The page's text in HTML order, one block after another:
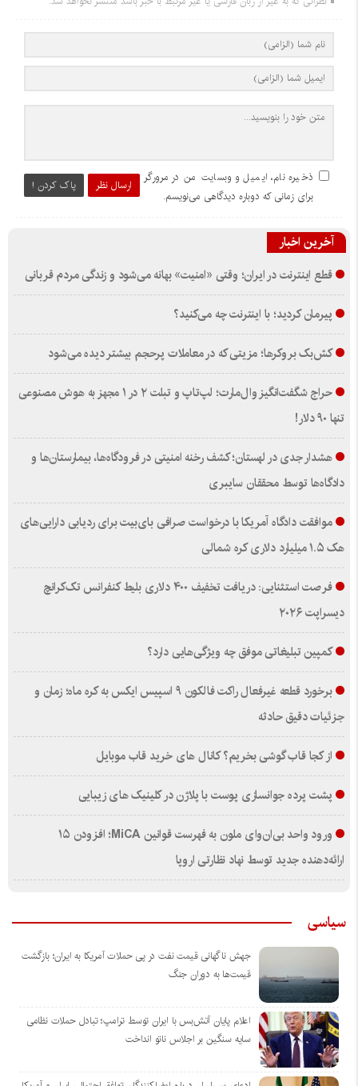
ارسال نظر پاک کردن !
ذخیره نام، ایمیل و وبسایت من در مرورگر
برای زمانی که دوباره دیدگاهی می‌نویسم.
آخرین اخبار
قطع اینترنت در ایران؛ وقتی «امنیت» بهانه می‌شود و زندگی مردم قربانی
پیرمان کردید؛ با اینترنت چه می‌کنید؟
کش‌بک بروکرها؛ مزیتی که در معاملات پرحجم بیشتر دیده می‌شود
حراج شگفت‌انگیز وال‌مارت؛ لپ‌تاپ و تبلت ۲ در ۱ مجهز به هوش مصنوعی
تنها ۹۰ دلار!
هشدار جدی در لهستان؛ کشف رخنه امنیتی در فرودگاه‌ها، بیمارستان‌ها و
دادگاه‌ها توسط محققان سایبری
موافقت دادگاه آمریکا با درخواست صرافی بای‌بیت برای ردیابی دارایی‌های
هک ۱.۵ میلیارد دلاری کره شمالی
فرصت استثنایی: دریافت تخفیف ۴۰۰ دلاری بلیط کنفرانس تک‌کرانچ
دیسراپت ۲۰۲۶
کمپین تبلیغاتی موفق چه ویژگی‌هایی دارد؟
برخورد قطعه غیرفعال راکت فالکون ۹ اسپیس ایکس به کره ماه؛ زمان و
جزئیات دقیق حادثه
از کجا قاب گوشی بخریم؟ کانال های خرید قاب موبایل
پشت پرده جوانسازی پوست با پلاژن در کلینیک های زیبایی
ورود واحد بی‌ان‌وای ملون به فهرست قوانین MiCA؛ افزودن ۱۵
ارائه‌دهنده جدید توسط نهاد نظارتی اروپا
سیاسی
جهش ناگهانی قیمت نفت در پی حملات آمریکا به ایران؛ بازگشت
قیمت‌ها به دوران جنگ
اعلام پایان آتش‌بس با ایران توسط ترامپ؛ تبادل حملات نظامی
سایه سنگین بر اجلاس ناتو انداخت